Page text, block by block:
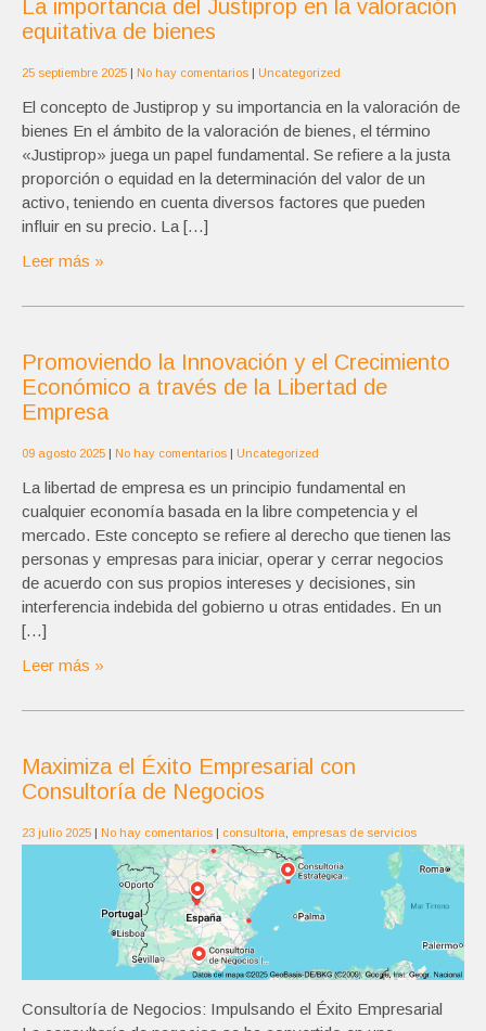
La importancia del Justiprop en la valoración
equitativa de bienes
25 septiembre 2025 | No hay comentarios | Uncategorized
El concepto de Justiprop y su importancia en la valoración de
bienes En el ámbito de la valoración de bienes, el término
«Justiprop» juega un papel fundamental. Se refiere a la justa
proporción o equidad en la determinación del valor de un
activo, teniendo en cuenta diversos factores que pueden
influir en su precio. La […]
Leer más »
Promoviendo la Innovación y el Crecimiento
Económico a través de la Libertad de
Empresa
09 agosto 2025 | No hay comentarios | Uncategorized
La libertad de empresa es un principio fundamental en
cualquier economía basada en la libre competencia y el
mercado. Este concepto se refiere al derecho que tienen las
personas y empresas para iniciar, operar y cerrar negocios
de acuerdo con sus propios intereses y decisiones, sin
interferencia indebida del gobierno u otras entidades. En un
[…]
Leer más »
Maximiza el Éxito Empresarial con
Consultoría de Negocios
23 julio 2025 | No hay comentarios | consultoria empresas de servicios
Consultoría de Negocios: Impulsando el Éxito Empresarial